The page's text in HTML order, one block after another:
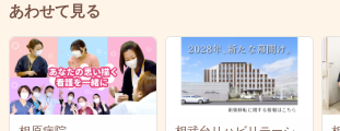
あわせて見る